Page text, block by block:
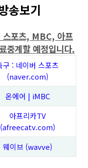
송보기
스포츠, MBC, 아프
중계할 예정입니다.
구 : 네이버 스포츠
(naver.com)
온에어 | iMBC
아프리카TV
(afreecatv.com)
웨이브 (wavve)